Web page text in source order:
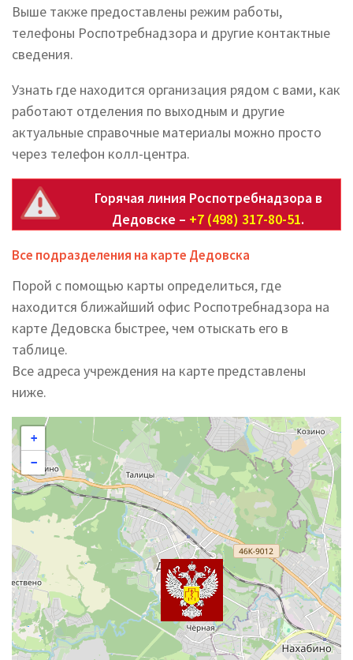
Выше также предоставлены режим работы,
телефоны Роспотребнадзора и другие контактные
сведения.
Узнать где находится организация рядом с вами, как
работают отделения по выходным и другие
актуальные справочные материалы можно просто
через телефон колл-центра.
Горячая линия Роспотребнадзора в
Дедовске – +7 (498) 317-80-51.
Все подразделения на карте Дедовска
Порой с помощью карты определиться, где
находится ближайший офис Роспотребнадзора на
карте Дедовска быстрее, чем отыскать его в
таблице.
Все адреса учреждения на карте представлены
ниже.
+
−